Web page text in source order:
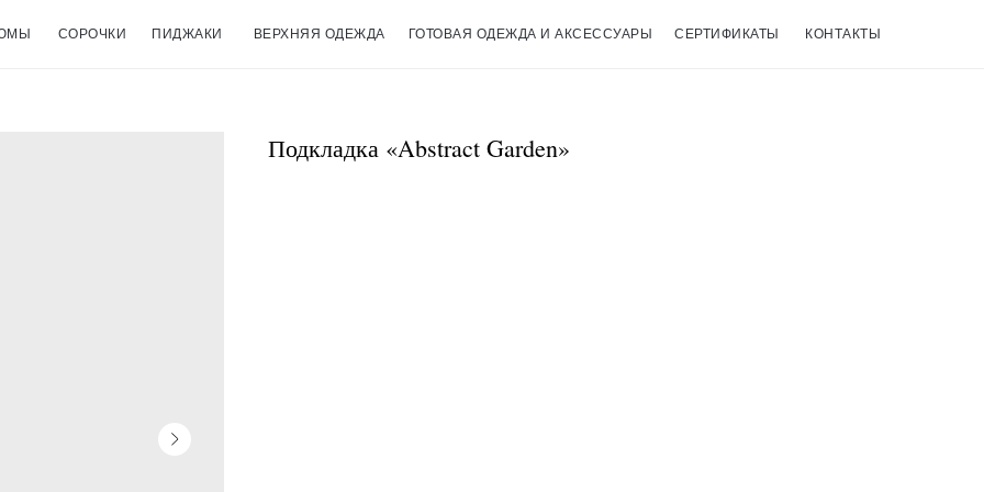
СОРОЧКИ ПИДЖАКИ ВЕРХНЯЯ ОДЕЖДА ГОТОВАЯ ОДЕЖДА И АКСЕССУАРЫ СЕРТИФИКАТЫ КОНТАКТЫ
Подкладка «Abstract Garden»